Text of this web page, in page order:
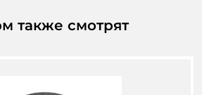
также смотрят